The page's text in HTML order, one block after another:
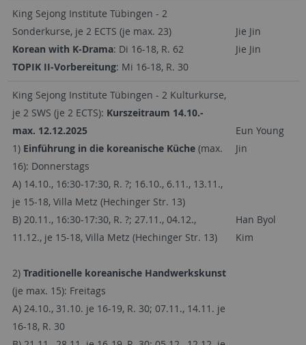
King Sejong Institute Tübingen - 2
Sonderkurse, je 2 ECTS (je max. 23)
Korean with K-Drama: Di 16-18, R. 62
TOPIK II-Vorbereitung: Mi 16-18, R. 30
Jie Jin
Jie Jin
King Sejong Institute Tübingen - 2 Kulturkurse,
je 2 SWS (je 2 ECTS): Kurszeitraum 14.10.-
max. 12.12.2025
1) Einführung in die koreanische Küche(max.
16): Donnerstags
A) 14.10., 16:30-17:30, R. ?; 16.10., 6.11., 13.11.,
je 15-18, Villa Metz (Hechinger Str. 13)
B) 20.11., 16:30-17:30, R. ?; 27.11., 04.12.,
11.12., je 15-18, Villa Metz (Hechinger Str. 13)
2) Traditionelle koreanische Handwerkskunst
(je max. 15): Freitags
A) 24.10., 31.10. je 16-19, R. 30; 07.11., 14.11. je
16-18, R. 30
Eun Young
Jin
Han Byol
Kim